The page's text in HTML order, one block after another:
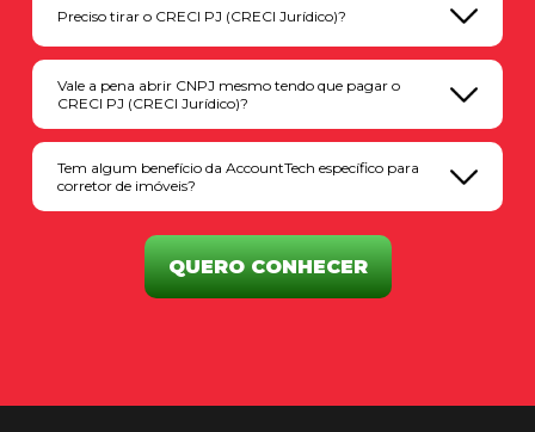
Preciso tirar o CRECI PJ (CRECI Jurídico)?
Vale a pena abrir CNPJ mesmo tendo que pagar o
CRECI PJ (CRECI Jurídico)?
Tem algum benefício da AccountTech específico para
corretor de imóveis?
QUERO CONHECER